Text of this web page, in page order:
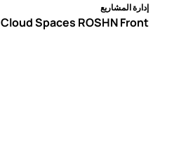
إدارة المشاريع
Cloud Spaces ROSHN Front